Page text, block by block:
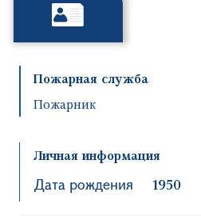
Пожарная служба
Пожарник
Личная информация
Дата рождения 1950